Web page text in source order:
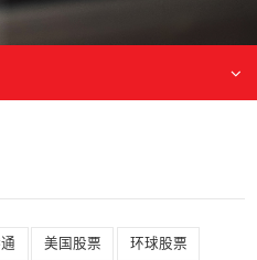
美国股票 环球股票